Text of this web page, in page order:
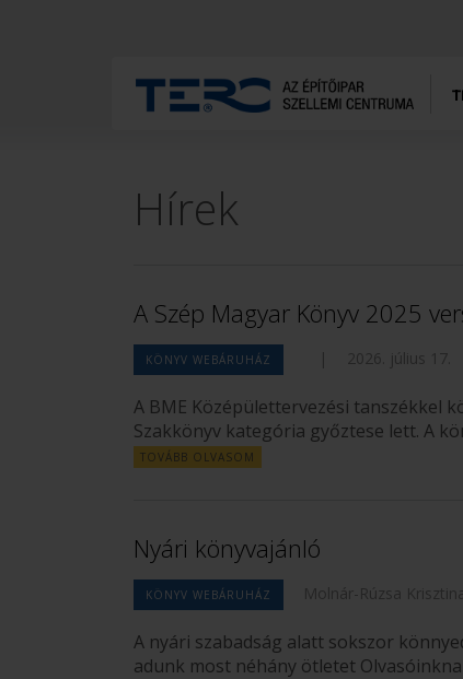
Hírek
A Szép Magyar Könyv 2025
KÖNYV WEBÁRUHÁZ | 2026. július 17.
A BME Középülettervezési tanszékkel
Szakkönyv kategória győztese lett. A
TOVÁBB OLVASOM
Nyári könyvajánló
KÖNYV WEBÁRUHÁZ Molnár-Rúzsa
A nyári szabadság alatt sokszor
adunk most néhány ötletet